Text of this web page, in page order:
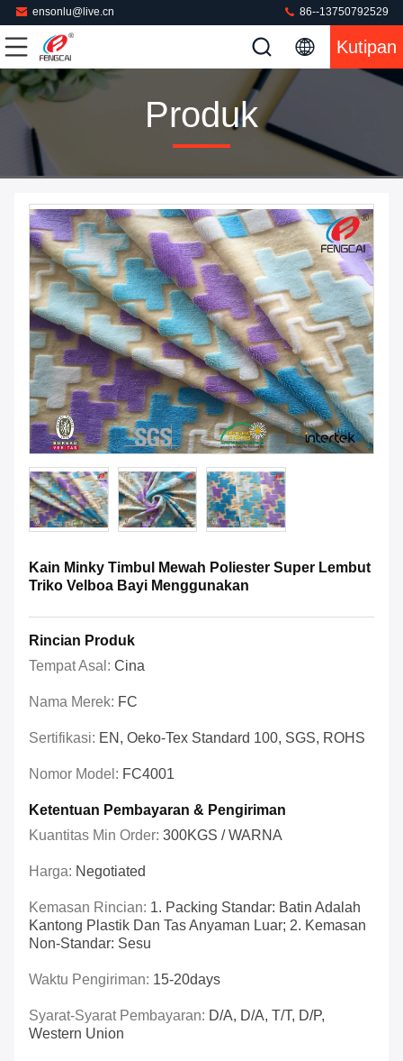
ensonlu@live.cn 86--13750792529
Kutipan
Produk
Kain Minky Timbul Mewah Poliester Super Lembut
Triko Velboa Bayi Menggunakan
Rincian Produk
Tempat Asal: Cina
Nama Merek: FC
Sertifikasi: EN, Oeko-Tex Standard 100, SGS, ROHS
Nomor Model: FC4001
Ketentuan Pembayaran & Pengiriman
Kuantitas Min Order: 300KGS / WARNA
Harga: Negotiated
Kemasan Rincian: 1. Packing Standar: Batin Adalah
Kantong Plastik Dan Tas Anyaman Luar; 2. Kemasan
Non-Standar: Sesu
Waktu Pengiriman: 15-20days
Syarat-Syarat Pembayaran: D/A, D/A, T/T, D/P,
Western Union